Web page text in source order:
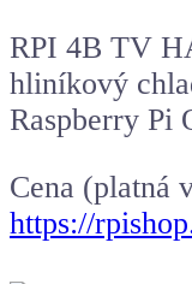
RPI 4B TV
hliníkový
Raspberry Pi
Cena (platná
https://